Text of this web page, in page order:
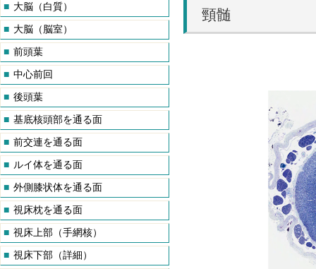
■ 大脳（白質）
■ 大脳（脳室）
■ 前頭葉
■ 中心前回
■ 後頭葉
■ 基底核頭部を通る面
■ 前交連を通る面
■ ルイ体を通る面
■ 外側膝状体を通る面
■ 視床枕を通る面
■ 視床上部（手網核）
■ 視床下部（詳細）
頸髄